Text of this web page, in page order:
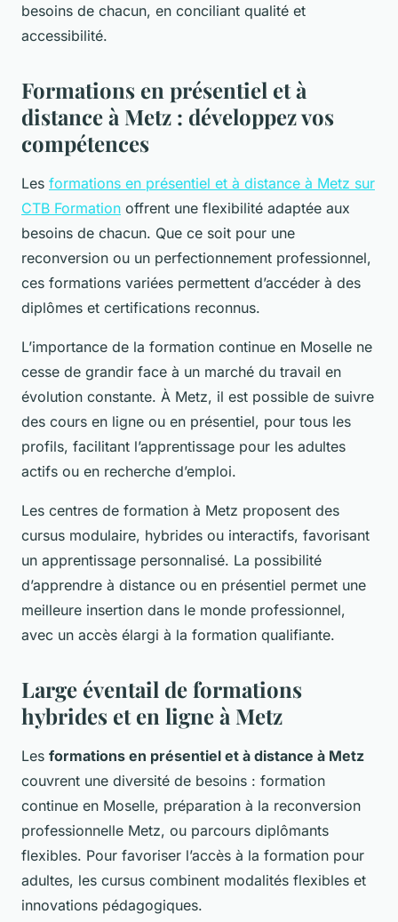
besoins de chacun, en conciliant qualité et
accessibilité.
Formations en présentiel et à
distance à Metz : développez vos
compétences
Les formations en présentiel et à distance à Metz sur
CTB Formation offrent une flexibilité adaptée aux
besoins de chacun. Que ce soit pour une
reconversion ou un perfectionnement professionnel,
ces formations variées permettent d’accéder à des
diplômes et certifications reconnus.
L’importance de la formation continue en Moselle ne
cesse de grandir face à un marché du travail en
évolution constante. À Metz, il est possible de suivre
des cours en ligne ou en présentiel, pour tous les
profils, facilitant l’apprentissage pour les adultes
actifs ou en recherche d’emploi.
Les centres de formation à Metz proposent des
cursus modulaire, hybrides ou interactifs, favorisant
un apprentissage personnalisé. La possibilité
d’apprendre à distance ou en présentiel permet une
meilleure insertion dans le monde professionnel,
avec un accès élargi à la formation qualifiante.
Large éventail de formations
hybrides et en ligne à Metz
Les formations en présentiel et à distance à Metz
couvrent une diversité de besoins : formation
continue en Moselle, préparation à la reconversion
professionnelle Metz, ou parcours diplômants
flexibles. Pour favoriser l’accès à la formation pour
adultes, les cursus combinent modalités flexibles et
innovations pédagogiques.